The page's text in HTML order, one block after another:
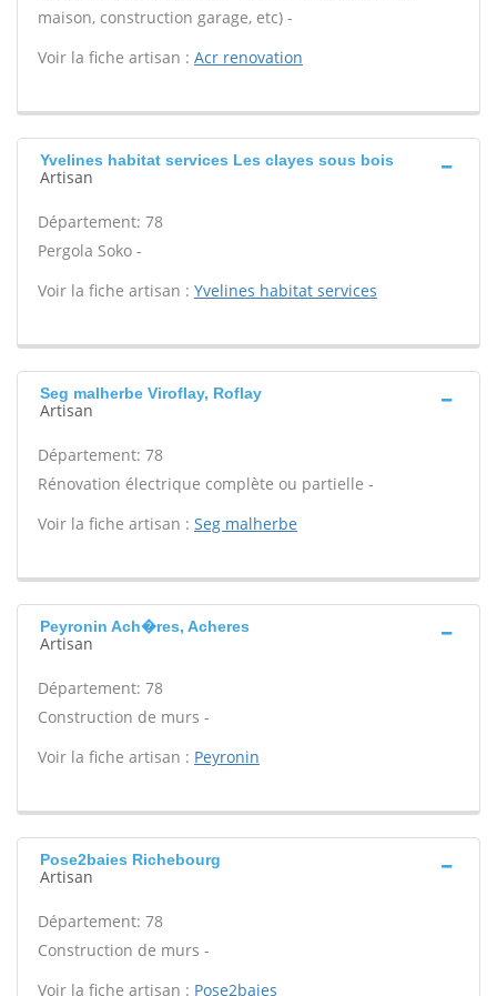
maison, construction garage, etc) -
Voir la fiche artisan : Acr renovation
Yvelines habitat services Les clayes sous bois
Artisan
Département: 78
Pergola Soko -
Voir la fiche artisan : Yvelines habitat services
Seg malherbe Viroflay, Roflay
Artisan
Département: 78
Rénovation électrique complète ou partielle -
Voir la fiche artisan : Seg malherbe
Peyronin Ach�res, Acheres
Artisan
Département: 78
Construction de murs -
Voir la fiche artisan : Peyronin
Pose2baies Richebourg
Artisan
Département: 78
Construction de murs -
Voir la fiche artisan : Pose2baies